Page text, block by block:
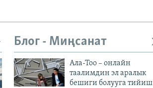
Блог - Миңсанат
Ала-Тоо – онлайн
таалимдин эл аралык
бешиги болууга тийиш